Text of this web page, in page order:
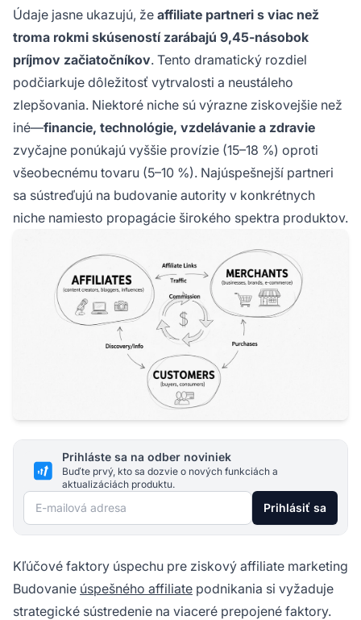
Údaje jasne ukazujú, že affiliate partneri s viac než
troma rokmi skúseností zarábajú 9,45-násobok
príjmov začiatočníkov. Tento dramatický rozdiel
podčiarkuje dôležitosť vytrvalosti a neustáleho
zlepšovania. Niektoré niche sú výrazne ziskovejšie než
iné—financie, technológie, vzdelávanie a zdravie
zvyčajne ponúkajú vyššie provízie (15–18 %) oproti
všeobecnému tovaru (5–10 %). Najúspešnejší partneri
sa sústreďujú na budovanie autority v konkrétnych
niche namiesto propagácie širokého spektra produktov.
Prihláste sa na odber noviniek
Buďte prvý, kto sa dozvie o nových funkciách a
aktualizáciách produktu.
E-mailová adresa Prihlásiť sa
Kľúčové faktory úspechu pre ziskový affiliate marketing
Budovanie úspešného affiliate podnikania si vyžaduje
strategické sústredenie na viaceré prepojené faktory.